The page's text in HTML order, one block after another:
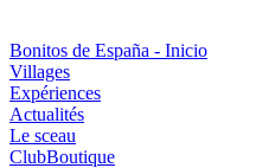
Bonitos de España - Inicio
Villages
Expériences
Actualités
Le sceau
ClubBoutique